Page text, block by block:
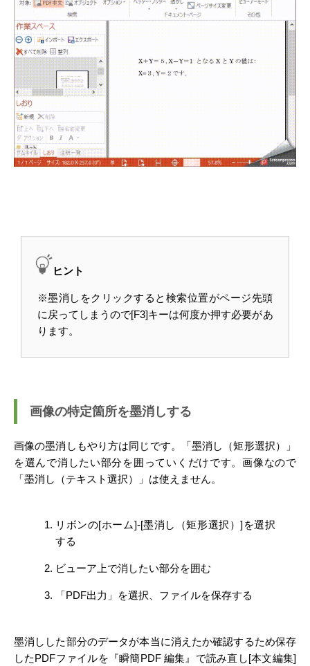
ヒント
※墨消しをクリックすると検索位置がページ先頭
に戻ってしまうので[F3]キーは何度か押す必要があ
ります。
画像の特定箇所を墨消しする
画像の墨消しもやり方は同じです。「墨消し（矩形選択）」
を選んで消したい部分を囲っていくだけです。画像なので
「墨消し（テキスト選択）」は使えません。
リボンの[ホーム]-[墨消し（矩形選択）]を選択
する
ビューア上で消したい部分を囲む
「PDF出力」を選択、ファイルを保存する
墨消しした部分のデータが本当に消えたか確認するため保存
したPDFファイルを『瞬簡PDF 編集』で読み直し[本文編集]